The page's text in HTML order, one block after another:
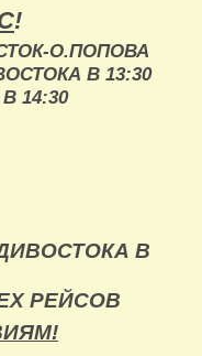
!
О.ПОПОВА
В 13:30
14:30
В
РЕЙСОВ